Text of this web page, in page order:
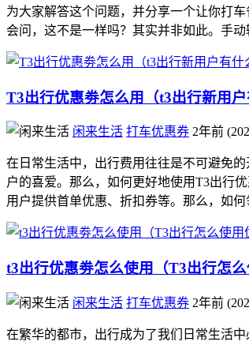
为大家解答这个问题，并分享一个让你打
会问，这不是一样吗？其实并非如此。手
T3出行优惠劵怎么用（t3出行新用户
闲来生活 打车优惠券 2年前
在日常生活中，出行费用往往是不可避免
户的喜爱。那么，如何更好地使用T3出行
用户提供首单优惠、折扣券等。那么，如
t3出行优惠劵怎么使用（T3出行怎么
闲来生活 打车优惠券 2年前
在繁华的都市，出行成为了我们日常生活